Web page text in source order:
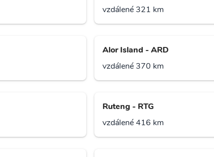
vzdálené 321 km
Alor Island - ARD
vzdálené 370 km
Ruteng - RTG
vzdálené 416 km